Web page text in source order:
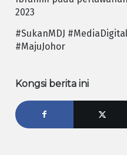
2023
#SukanMDJ
#MajuJohor
Kongsi berita ini